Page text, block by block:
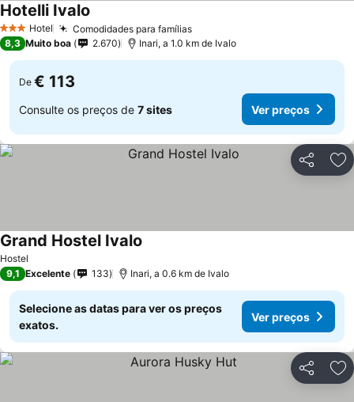
3 EstrelasHotel Comodidades para famílias
Hotelli Ivalo
8,3 Muito boa 2.670 Inari, a 1.0 km de Ivalo
De € 113
Consulte os preços de 7 sites Ver preços
Partilhar
Hostel
Grand Hostel Ivalo
9,1 Excelente 133 Inari, a 0.6 km de Ivalo
Selecione as datas para ver os preços
exatos.
Ver preços
Partilhar